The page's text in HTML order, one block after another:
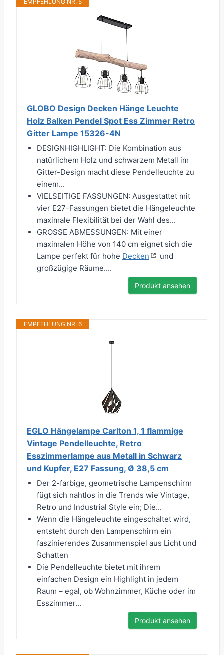
GLOBO Design Decken Hänge Leuchte
Holz Balken Pendel Spot Ess Zimmer Retro
Gitter Lampe 15326-4N
DESIGNHIGHLIGHT: Die Kombination aus
natürlichem Holz und schwarzem Metall im
Gitter-Design macht diese Pendelleuchte zu
einem...
VIELSEITIGE FASSUNGEN: Ausgestattet mit
vier E27-Fassungen bietet die Hängeleuchte
maximale Flexibilität bei der Wahl des...
GROSSE ABMESSUNGEN: Mit einer
maximalen Höhe von 140 cm eignet sich die
Lampe perfekt für hohe Decken
und
großzügige Räume....
Produkt ansehen
EMPFEHLUNG NR. 6
EGLO Hängelampe Carlton 1, 1 flammige
Vintage Pendelleuchte, Retro
Esszimmerlampe aus Metall in Schwarz
und Kupfer, E27 Fassung, Ø 38,5 cm
Der 2-farbige, geometrische Lampenschirm
fügt sich nahtlos in die Trends wie Vintage,
Retro und Industrial Style ein; Die...
Wenn die Hängeleuchte eingeschaltet wird,
entsteht durch den Lampenschirm ein
faszinierendes Zusammenspiel aus Licht und
Schatten
Die Pendelleuchte bietet mit ihrem
einfachen Design ein Highlight in jedem
Raum – egal, ob Wohnzimmer, Küche oder im
Esszimmer...
Produkt ansehen